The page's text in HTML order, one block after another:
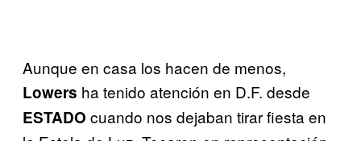
Aunque en casa los hacen de menos,
Lowers ha tenido atención en D.F. desde
ESTADO cuando nos dejaban tirar fiesta en